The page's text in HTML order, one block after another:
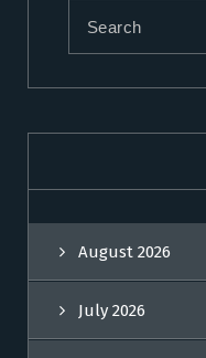
August 2026
July 2026